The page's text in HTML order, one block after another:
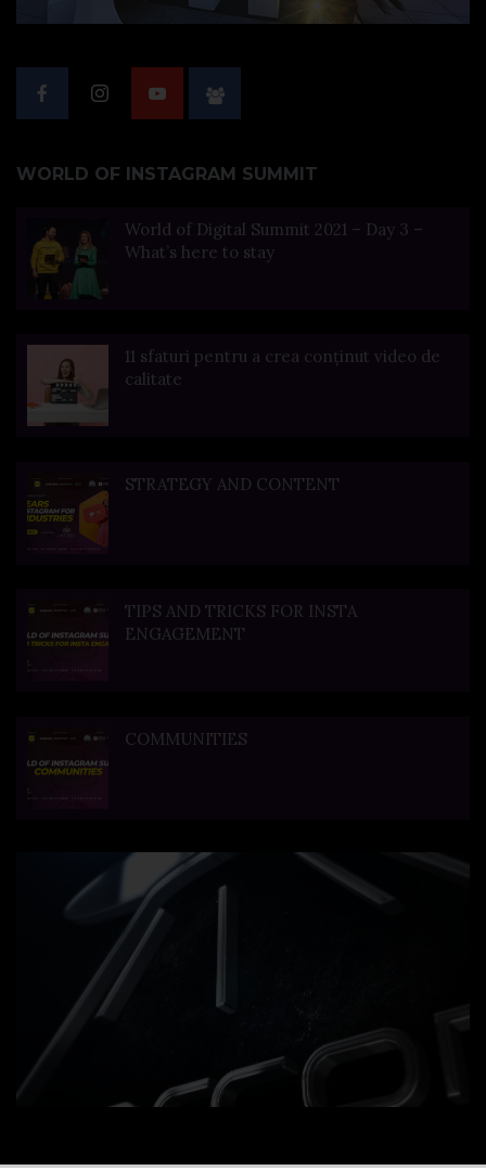
WORLD OF INSTAGRAM SUMMIT
World of Digital Summit 2021 – Day 3 –
What’s here to stay
11 sfaturi pentru a crea conținut video de
calitate
STRATEGY AND CONTENT
TIPS AND TRICKS FOR INSTA
ENGAGEMENT
COMMUNITIES